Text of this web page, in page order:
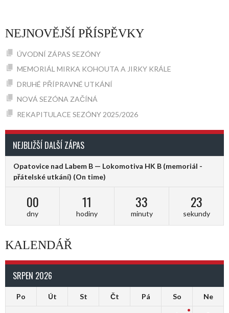
NEJNOVĚJŠÍ PŘÍSPĚVKY
ÚVODNÍ ZÁPAS SEZÓNY
MEMORIÁL MIRKA KOHOUTA A JIRKY KRÁLE
DRUHÉ PŘÍPRAVNÉ UTKÁNÍ
NOVÁ SEZÓNA ZAČÍNÁ
REKAPITULACE SEZÓNY 2025/2026
NEJBLIŽŠÍ DALŠÍ ZÁPAS
Opatovice nad Labem B — Lokomotiva HK B (memoriál -
přátelské utkání) (On time)
00
dny
11
hodiny
33
minuty
22
sekundy
KALENDÁŘ
SRPEN 2026
Po Út St Čt Pá So Ne